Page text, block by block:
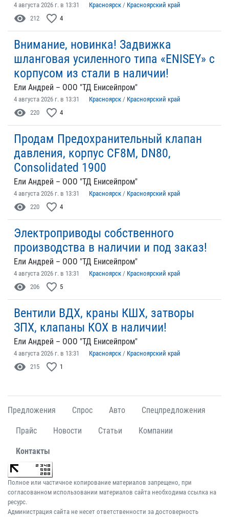
4 августа 2026 г. в 13:31 Красноярск / Красноярский край
visibility 212 favorite_border 4
Внимание, новинка! Задвижка
шланговая усиленного типа «ENISEY» с
корпусом из стали в наличии!
Ели Андрей – ООО "ТД Енисейпром"
4 августа 2026 г. в 13:31 Красноярск / Красноярский край
visibility 220 favorite_border 4
Продам Предохранительный клапан
давления, корпус CF8M, DN80,
Сonsolidated 1900
Ели Андрей – ООО "ТД Енисейпром"
4 августа 2026 г. в 13:31 Красноярск / Красноярский край
visibility 220 favorite_border 4
Электроприводы собственного
производства в наличии и под заказ!
Ели Андрей – ООО "ТД Енисейпром"
4 августа 2026 г. в 13:31 Красноярск / Красноярский край
visibility 206 favorite_border 5
Вентили ВДХ, краны КШХ, затворы
ЗПХ, клапаны КОХ в наличии!
Ели Андрей – ООО "ТД Енисейпром"
4 августа 2026 г. в 13:31 Красноярск / Красноярский край
visibility 215 favorite_border 1
Предложения Спрос Авто Спецпредложения
Прайс Новости Статьи Компании
Контакты
Полное или частичное копирование материалов запрещено, при
согласованном использовании материалов сайта необходима ссылка на
ресурс.
Администрация сайта не несет ответственности за достоверность